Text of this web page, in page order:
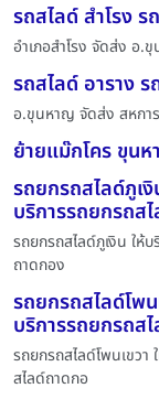
รถสไลด์ สำโรง
อำเภอสำโรง จัดส่ง อ.
รถสไลด์ อาราง
อ.ขุนหาญ จัดส่ง สหกา
ย้ายแม๊กโคร ขุน
รถยกรถสไลด์ภูเ
บริการรถยกรถส
รถยกรถสไลด์ภูเงิน ให้
ถาดกอง
รถยกรถสไลด์โพ
บริการรถยกรถส
รถยกรถสไลด์โพนเขว
สไลด์ถาดกอ